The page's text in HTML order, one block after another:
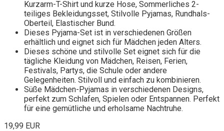
Kurzarm-T-Shirt und kurze Hose, Sommerliches 2-
teiliges Bekleidungsset, Stilvolle Pyjamas, Rundhals-
Oberteil, Elastischer Bund.
Dieses Pyjama-Set ist in verschiedenen Größen
erhältlich und eignet sich für Mädchen jeden Alters.
Dieses schöne und stilvolle Set eignet sich für die
tägliche Kleidung von Mädchen, Reisen, Ferien,
Festivals, Partys, die Schule oder andere
Gelegenheiten. Stilvoll und einfach zu kombinieren.
Süße Mädchen-Pyjamas in verschiedenen Designs,
perfekt zum Schlafen, Spielen oder Entspannen. Perfekt
für eine gemütliche und erholsame Nachtruhe.
19,99 EUR